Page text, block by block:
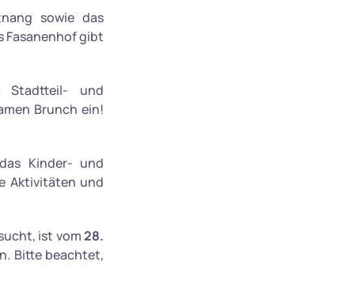
sowie das
Fasanenhof gibt
Stadtteil- und
Brunch ein!
Kinder- und
Aktivitäten und
ist vom28.
Bitte beachtet,